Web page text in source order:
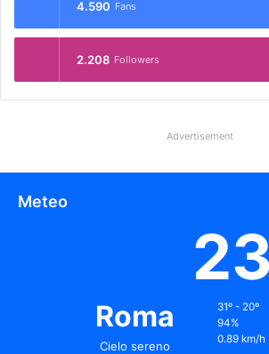
4.590 Fans
2.208 Followers
Advertisement
Meteo
Roma
Cielo sereno
23
31º - 20º
94%
0.89 km/h